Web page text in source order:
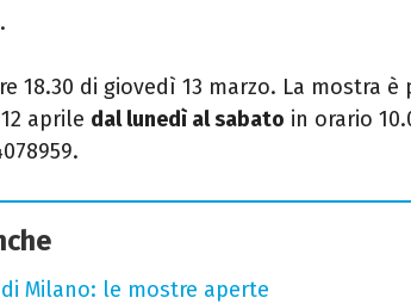
18.30 di giovedì 13 marzo. La mostra è
aprile dal lunedì al sabato in orario
Milano: le mostre aperte